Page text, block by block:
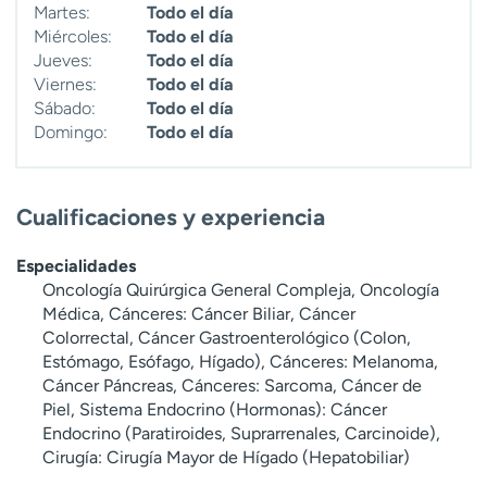
Martes:
Todo el día
Miércoles:
Todo el día
Jueves:
Todo el día
Viernes:
Todo el día
Sábado:
Todo el día
Domingo:
Todo el día
Cualificaciones y experiencia
Especialidades
Oncología Quirúrgica General Compleja, Oncología
Médica, Cánceres: Cáncer Biliar, Cáncer
Colorrectal, Cáncer Gastroenterológico (Colon,
Estómago, Esófago, Hígado), Cánceres: Melanoma,
Cáncer Páncreas, Cánceres: Sarcoma, Cáncer de
Piel, Sistema Endocrino (Hormonas): Cáncer
Endocrino (Paratiroides, Suprarrenales, Carcinoide),
Cirugía: Cirugía Mayor de Hígado (Hepatobiliar)